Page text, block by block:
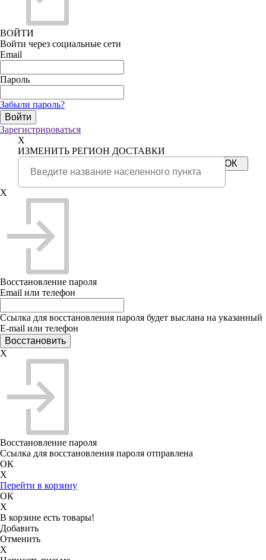
ВОЙТИ
Войти через социальные сети
Email
Пароль
Забыли пароль?
Зарегистрироваться
X
ИЗМЕНИТЬ РЕГИОН ДОСТАВКИ
X
Восстановление пароля
Email или телефон
Ссылка для восстановления пароля будет выслана на указанный
E-mail или телефон
X
Восстановление пароля
Ссылка для восстановления пароля отправлена
ОК
X
Перейти в корзину
ОК
X
В корзине есть товары!
Добавить
Отменить
X